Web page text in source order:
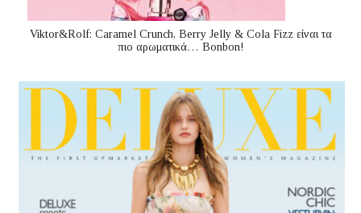
Viktor&Rolf: Caramel Crunch, Berry Jelly & Cola Fizz είναι τα
πιο αρωματικά… Bonbon!